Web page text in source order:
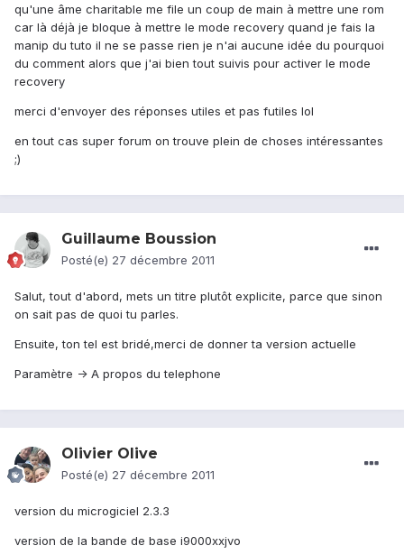
qu'une âme charitable me file un coup de main à mettre une rom
car là déjà je bloque à mettre le mode recovery quand je fais la
manip du tuto il ne se passe rien je n'ai aucune idée du pourquoi
du comment alors que j'ai bien tout suivis pour activer le mode
recovery
merci d'envoyer des réponses utiles et pas futiles lol
en tout cas super forum on trouve plein de choses intéressantes
;)
Guillaume Boussion
Posté(e) 27 décembre 2011
Salut, tout d'abord, mets un titre plutôt explicite, parce que sinon
on sait pas de quoi tu parles.
Ensuite, ton tel est bridé,merci de donner ta version actuelle
Paramètre -> A propos du telephone
Olivier Olive
Posté(e) 27 décembre 2011
version du microgiciel 2.3.3
version de la bande de base i9000xxjvo